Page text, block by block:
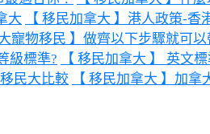
【 移民加拿大 】港人政策-香
大寵物移民 】做齊以下步驟就可
【 移民加拿大 】 英文
【 移民加拿大 】加